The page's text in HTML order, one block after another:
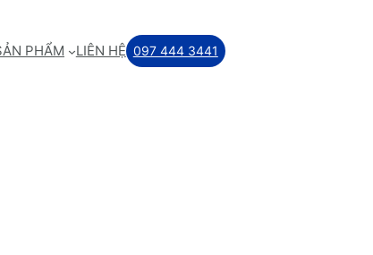
PHẨM LIÊN HỆ 097 444 3441